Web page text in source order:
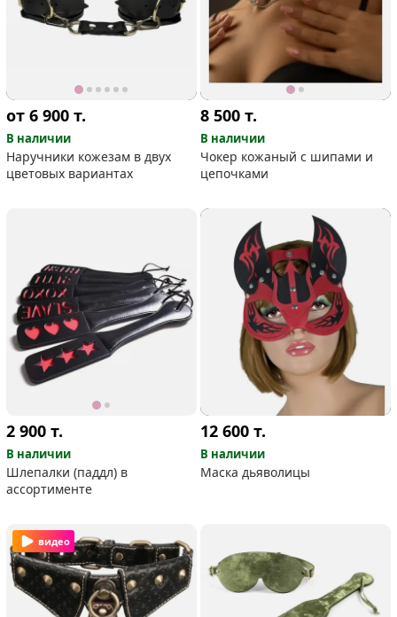
от 6 900т.
В наличии
Наручники кожезам в двух
цветовых вариантах
8 500т.
В наличии
Чокер кожаный с шипами и
цепочками
2 900т.
В наличии
Шлепалки (паддл) в
ассортименте
12 600т.
В наличии
Маска дьяволицы
видео